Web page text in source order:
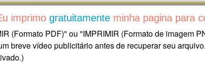
imprimo gratuitamente minha pagina para
(Formato PDF)" ou "IMPRIMIR (Formato de imagem
breve vídeo publicitário antes de recuperar seu